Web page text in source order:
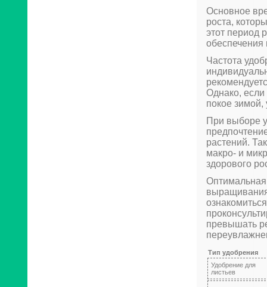
Основное
роста,
этот период
обеспечения
Частота
Однако,
покое
При выборе
растений.
макро- и
здорового
превышать
Тип удобрения
Удобрение для
листьев